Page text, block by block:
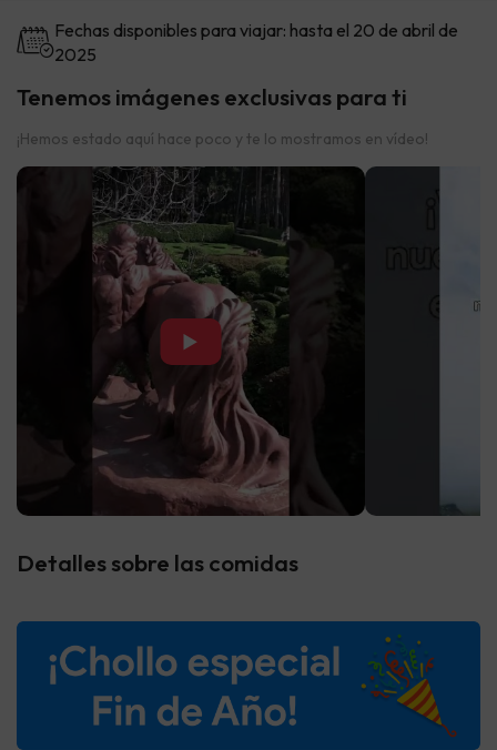
Fechas disponibles para viajar: hasta el 20 de abril de
2025
Tenemos imágenes exclusivas para ti
¡Hemos estado aquí hace poco y te lo mostramos en vídeo!
▶
Detalles sobre las comidas